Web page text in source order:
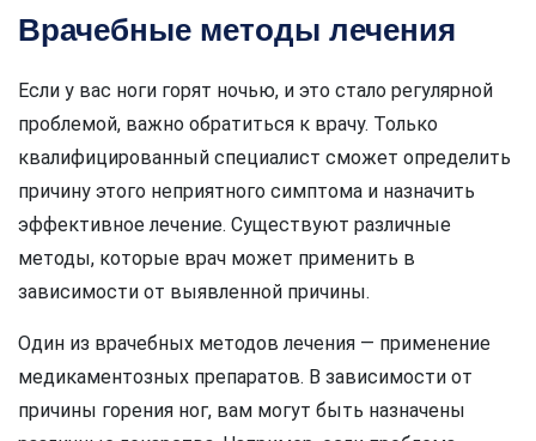
Врачебные методы лечения
Если у вас ноги горят ночью, и это стало регулярной
проблемой, важно обратиться к врачу. Только
квалифицированный специалист сможет определить
причину этого неприятного симптома и назначить
эффективное лечение. Существуют различные
методы, которые врач может применить в
зависимости от выявленной причины.
Один из врачебных методов лечения — применение
медикаментозных препаратов. В зависимости от
причины горения ног, вам могут быть назначены